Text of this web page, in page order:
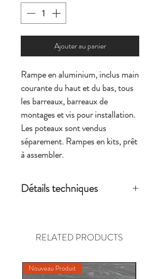
Ajouter au panier
Rampe en aluminium, inclus main
courante du haut et du bas, tous
les barreaux, barreaux de
montages et vis pour installation.
Les poteaux sont vendus
séparement. Rampes en kits, prêt
à assembler.
Détails techniques
2,5''
Disponible en noir ou en blanc
Longueur de la main courante sans les
RELATED PRODUCTS
Nouveau Produit